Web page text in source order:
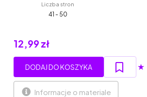
Liczba stron
41 - 50
12,99 zł
DODAJ DO KOSZYKA ★
Informacje o materiale